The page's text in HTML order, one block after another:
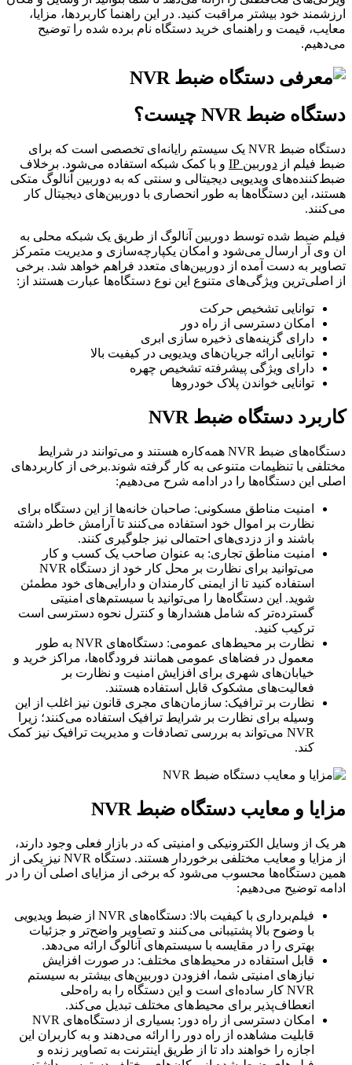
ارزشمند خود بیشتر مراقبت کنید. در این راهنما کاربردها، مزایا،
معایب، قیمت و راهنمای خرید دستگاه نام برده شده را توضیح
می‌دهیم.
دستگاه ضبط NVR چیست؟
دستگاه ضبط NVR یک سیستم رایانه‌ای تخصصی است که برای
ضبط فیلم از دوربین‌ IP
و با کمک شبکه استفاده می‌شود. برخلاف
ضبط‌کننده‌های ویدیویی دیجیتالی و سنتی که به دوربین‌ آنالوگ متکی
هستند، این دستگاه‌ها به طور انحصاری با دوربین‌های دیجیتال کار
می‌کنند.
فیلم ضبط شده توسط دوربین آنالوگ از طریق یک شبکه محلی به
ان وی آر ارسال می‌شود و امکان‌ یکپارچه‌سازی و مدیریت متمرکز
تصاویر به دست آمده از دوربین‌های متعدد فراهم خواهد شد. برخی
از اصلی‌ترین ویژگی‌های متنوع این نوع دستگاه‌ها عبارت هستند از:
توانایی تشخیص حرکت
امکان دسترسی از راه دور
دارای گزینه‌های ذخیره سازی ابری
توانایی ارائه جریان‌های ویدیویی در کیفیت بالا
دارای ویژگی پیشرفته تشخیص چهره
توانایی خواندن پلاک خودروها
کاربرد دستگاه ضبط NVR
دستگاه‌های ضبط NVR همه‌کاره هستند و می‌توانند در شرایط
مختلفی با تنظیمات متنوعی به کار گرفته شوند.برخی از کاربردهای
اصلی این دستگاه‌ها را در ادامه شرح می‌دهیم:
امنیت مناطق مسکونی: صاحبان خانه‌ها از این دستگاه برای
نظارت بر اموال خود استفاده می‌کنند تا آرامش خاطر داشته
باشند و از دزدی‌های احتمالی نیز جلوگیری کنند.
امنیت مناطق تجاری: به عنوان صاحب یک کسب و کار
می‌توانید برای نظارت بر محل کار خود از دستگاه NVR
استفاده کنید تا از ایمنی کارمندان و دارایی‌های خود مطمئن
شوید. این دستگاه‌ها را می‌توانید با سیستم‌های امنیتی
گسترده‌تر که شامل هشدارها و کنترل نحوه دسترسی است
ترکیب کنید.
نظارت بر محیط‌های عمومی: دستگاه‌های NVR به طور
معمول در فضاهای عمومی همانند فرودگاه‌ها، مراکز خرید و
خیابان‌های شهری برای افزایش امنیت و نظارت بر
فعالیت‌های مشکوک قابل استفاده هستند.
نظارت بر ترافیک: سازمان‌های مجری قانون نیز اغلب از این
وسیله برای نظارت بر شرایط ترافیک استفاده می‌کنند؛ زیرا
NVR می‌تواند به بررسی تصادفات و مدیریت ترافیک نیز کمک
کند.
مزایا و معایب دستگاه ضبط NVR
هر یک از وسایل الکترونیکی و امنیتی که در بازار فعلی وجود دارند،
از مزایا و معایب مختلفی برخوردار هستند. دستگاه NVR نیز یکی از
همین دستگاه‌ها محسوب می‌شود که برخی از مزایای اصلی آن را در
ادامه توضیح می‌دهیم:
فیلم‌برداری با کیفیت بالا: دستگاه‌های NVR از ضبط ویدیویی
با وضوح بالا پشتیبانی می‌کنند و تصاویر واضح‌تر و جزئیات
بهتری را در مقایسه با سیستم‌های آنالوگ ارائه می‌دهد.
قابل استفاده در محیط‌های مختلف: در صورت افزایش
نیازهای امنیتی شما، افزودن دوربین‌های بیشتر به سیستم
NVR کار ساده‌ای است و این دستگاه را به راه‌حلی
انعطاف‌پذیر برای محیط‌های مختلف تبدیل می‌کند.
امکان دسترسی از راه دور: بسیاری از دستگاه‌های NVR
قابلیت مشاهده از راه دور را ارائه می‌دهند و به کاربران این
اجازه را خواهند داد تا از طریق اینترنت به تصاویر زنده و